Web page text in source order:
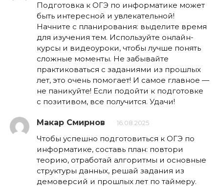
Подготовка к ОГЭ по информатике может
быть интересной и увлекательной!
Начните с планирования: выделите время
для изучения тем. Используйте онлайн-
курсы и видеоуроки, чтобы лучше понять
сложные моменты. Не забывайте
практиковаться с заданиями из прошлых
лет, это очень помогает! И самое главное —
не паникуйте! Если подойти к подготовке
с позитивом, все получится. Удачи!
Макар Смирнов 16.08.2025
Чтобы успешно подготовиться к ОГЭ по
информатике, составь план: повтори
теорию, отработай алгоритмы и основные
структуры данных, решай задания из
демоверсий и прошлых лет по таймеру.